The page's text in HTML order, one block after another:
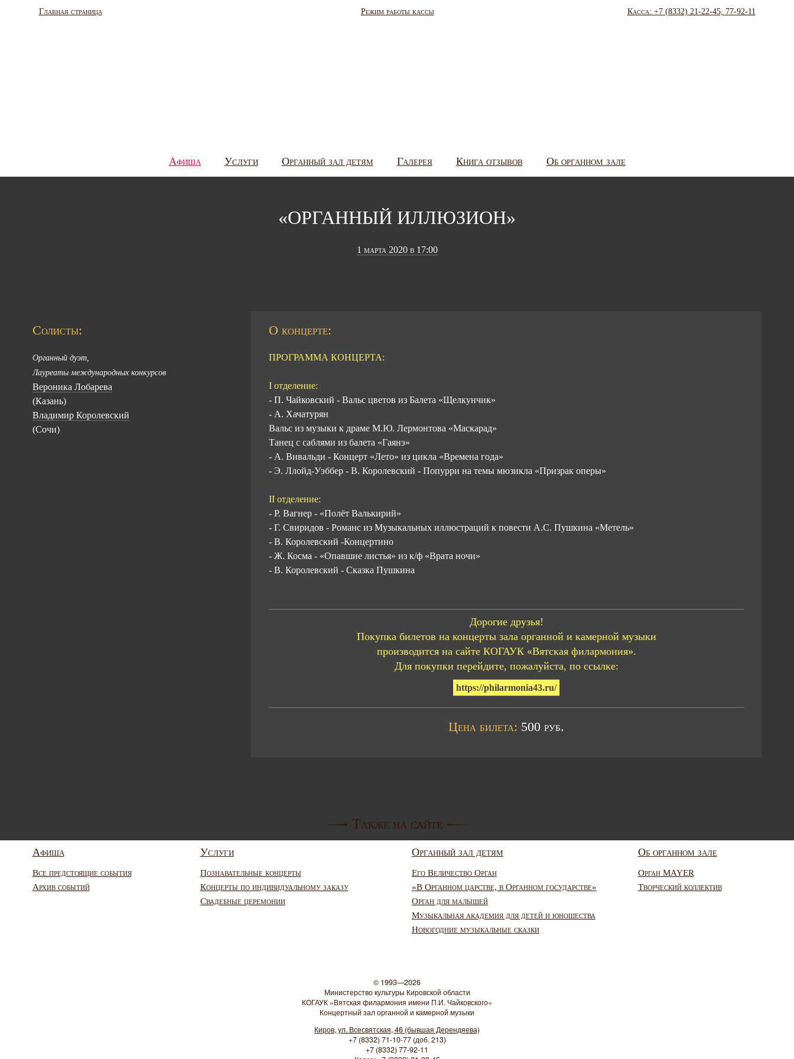
Главная страница Режим работы кассы Касса: +7 (8332) 21-22-45, 77-92-11
Афиша Услуги Органный зал детям Галерея Книга отзывов Об органном зале
«ОРГАННЫЙ ИЛЛЮЗИОН»
1 марта 2020 в 17:00
Солисты:
Органный дуэт,
Лауреаты международных конкурсов
Вероника Лобарева
(Казань)
Владимир Королевский
(Сочи)
О концерте:
ПРОГРАММА КОНЦЕРТА:
I отделение:
- П. Чайковский - Вальс цветов из Балета «Щелкунчик»
- А. Хачатурян
Вальс из музыки к драме М.Ю. Лермонтова «Маскарад»
Танец с саблями из балета «Гаянэ»
- А. Вивальди - Концерт «Лето» из цикла «Времена года»
- Э. Ллойд-Уэббер - В. Королевский - Попурри на темы мюзикла «Призрак оперы»
II отделение:
- Р. Вагнер - «Полёт Валькирий»
- Г. Свиридов - Романс из Музыкальных иллюстраций к повести А.С. Пушкина «Метель»
- В. Королевский -Концертино
- Ж. Косма - «Опавшие листья» из к/ф «Врата ночи»
- В. Королевский - Сказка Пушкина
Дорогие друзья!
Покупка билетов на концерты зала органной и камерной музыки
производится на сайте КОГАУК «Вятская филармония».
Для покупки перейдите, пожалуйста, по ссылке:
https://philarmonia43.ru/
Цена билета: 500 руб.
Также на сайте
Афиша
Все предстоящие события
Архив событий
Услуги
Познавательные концерты
Концерты по индивидуальному заказу
Свадебные церемонии
Органный зал детям
Его Величество Орган
«В Органном царстве, в Органном государстве»
Орган для малышей
Музыкальная академия для детей и юношества
Новогодние музыкальные сказки
Об органном зале
Орган MAYER
Творческий коллектив
© 1993—2026
Министерство культуры Кировской области
КОГАУК «Вятская филармония имени П.И. Чайковского»
Концертный зал органной и камерной музыки
Киров, ул. Всесвятская, 46 (бывшая Дерендяева)
+7 (8332) 71-10-77 (доб. 213)
+7 (8332) 77-92-11